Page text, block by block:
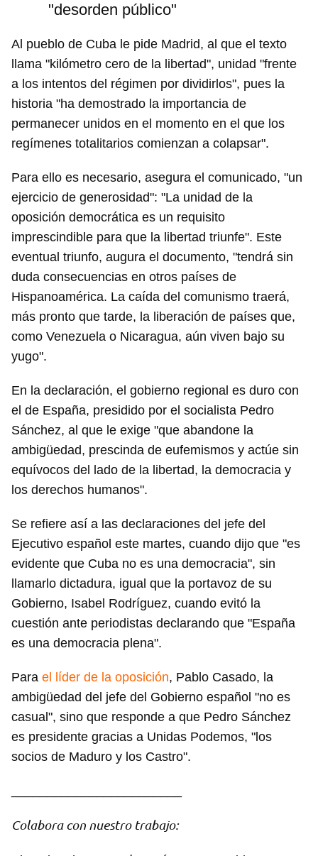
"desorden público"
Al pueblo de Cuba le pide Madrid, al que el texto
llama "kilómetro cero de la libertad", unidad "frente
a los intentos del régimen por dividirlos", pues la
historia "ha demostrado la importancia de
permanecer unidos en el momento en el que los
regímenes totalitarios comienzan a colapsar".
Para ello es necesario, asegura el comunicado, "un
ejercicio de generosidad": "La unidad de la
oposición democrática es un requisito
imprescindible para que la libertad triunfe". Este
eventual triunfo, augura el documento, "tendrá sin
duda consecuencias en otros países de
Hispanoamérica. La caída del comunismo traerá,
más pronto que tarde, la liberación de países que,
como Venezuela o Nicaragua, aún viven bajo su
yugo".
En la declaración, el gobierno regional es duro con
el de España, presidido por el socialista Pedro
Sánchez, al que le exige "que abandone la
ambigüedad, prescinda de eufemismos y actúe sin
equívocos del lado de la libertad, la democracia y
los derechos humanos".
Se refiere así a las declaraciones del jefe del
Ejecutivo español este martes, cuando dijo que "es
evidente que Cuba no es una democracia", sin
llamarlo dictadura, igual que la portavoz de su
Gobierno, Isabel Rodríguez, cuando evitó la
cuestión ante periodistas declarando que "España
es una democracia plena".
Para el líder de la oposición, Pablo Casado, la
ambigüedad del jefe del Gobierno español "no es
casual", sino que responde a que Pedro Sánchez
es presidente gracias a Unidas Podemos, "los
socios de Maduro y los Castro".
Colabora con nuestro trabajo: